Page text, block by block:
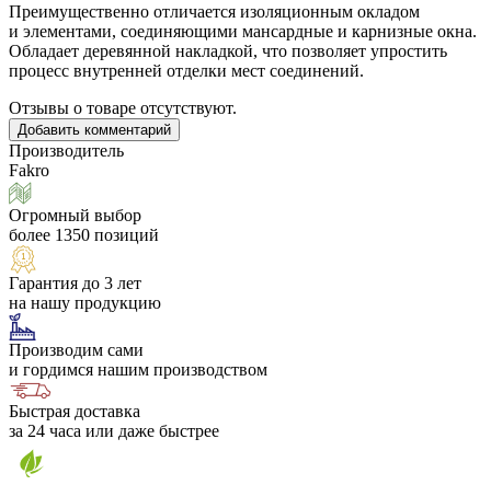
Преимущественно отличается изоляционным окладом
и элементами, соединяющими мансардные и карнизные окна.
Обладает деревянной накладкой, что позволяет упростить
процесс внутренней отделки мест соединений.
Отзывы о товаре отсутствуют.
Добавить комментарий
Производитель
Fakro
Огромный выбор
более 1350 позиций
Гарантия до 3 лет
на нашу продукцию
Производим сами
и гордимся нашим производством
Быстрая доставка
за 24 часа или даже быстрее